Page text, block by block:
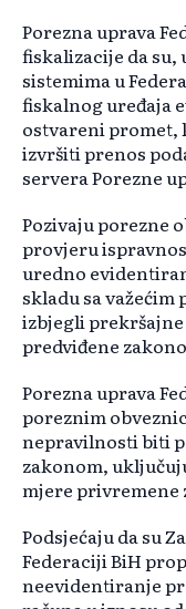
Porezna uprava
fiskalizacije da su,
sistemima u
fiskalnog uređaja
ostvareni promet,
izvršiti prenos
servera Porezne
Pozivaju porezne
provjeru
uredno
skladu sa
izbjegli
predviđene
Porezna uprava
poreznim
nepravilnosti biti
zakonom,
mjere privremene
Podsjećaju da su
Federaciji BiH
neevidentiranje